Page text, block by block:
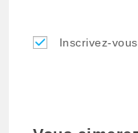
Inscrivez-